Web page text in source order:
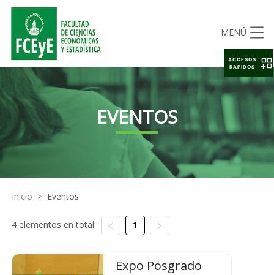
MENÚ
EVENTOS
Inicio > Eventos
4 elementos en total: 1
Expo Posgrado
ACCESOS
RAPIDOS